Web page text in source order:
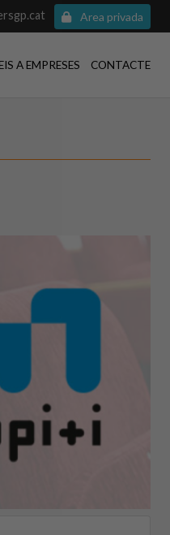
Area privada
A EMPRESES CONTACTE